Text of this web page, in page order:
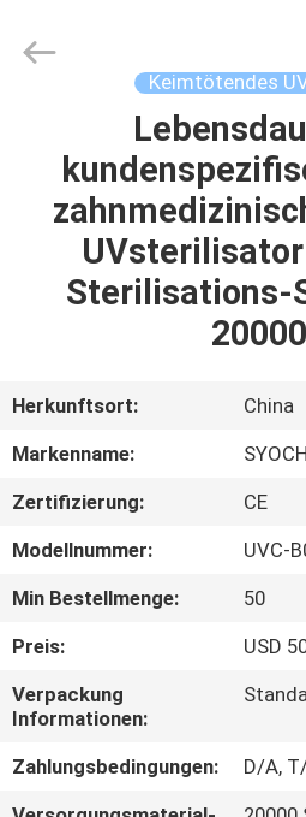
PRODUKTE
ÜBER
FABRIK-
AUSFLUG
TRETEN
SIE
MIT
UNS
IN
VERBINDUNG
Electronics
Keimtötendes
Sterilisations-
Herkunftsort:
China
Markenname:
Zertifizierung:
CE
Modellnummer:
UVC-
Min Bestellmenge:
50
Preis:
USD
Verpackung
Informationen:
Zahlungsbedingungen:
D/A,